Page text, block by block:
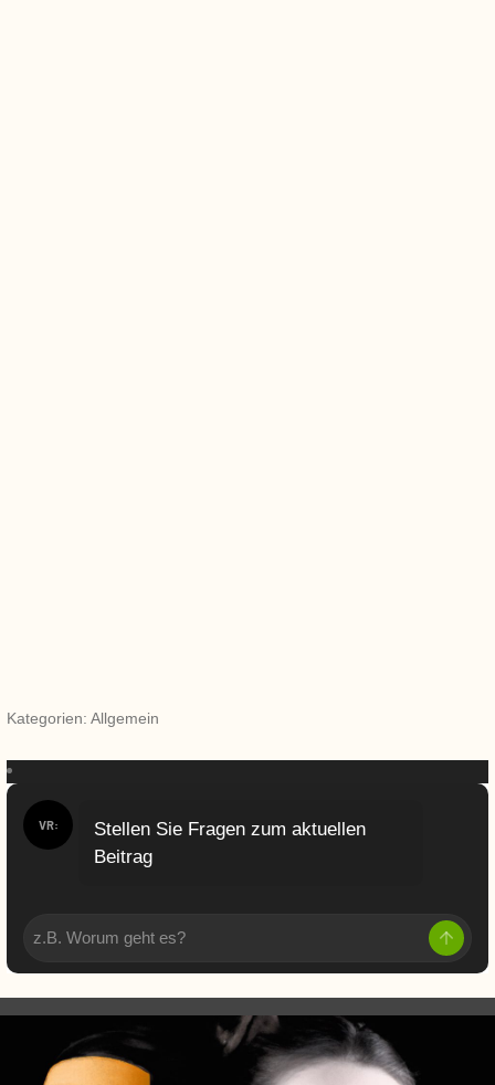
Kategorien: Allgemein
VR:
Stellen Sie Fragen zum aktuellen
Beitrag